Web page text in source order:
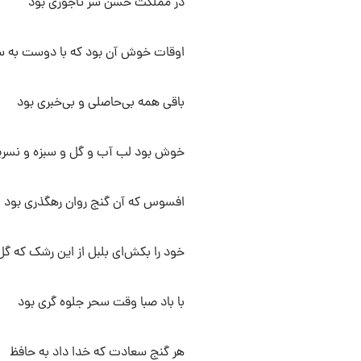
اوقات خوش آن بود که با دوست به
باقی همه بی‌حاصلی و بی‌خبری بود
خوش بود لب آب و گل و سبزه و
افسوس که آن گنج روان رهگذری بود
خود را بکش‌ای بلبل از این رشک که
با باد صبا وقت سحر جلوه گری بود
هر گنج سعادت که خدا داد به حافظ